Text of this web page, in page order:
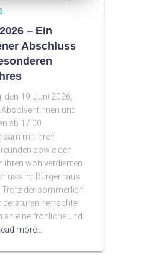
– Ein
Abschluss
den 19. Juni 2026,
und
ab 17:00
mit ihren
sowie den
ihren wohlverdienten
im Bürgerhaus
Trotz der sommerlich
herrschte
an eine fröhliche und
more…